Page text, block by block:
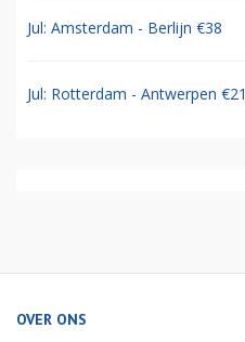
Jul: Amsterdam - Berlijn €38
Jul: Rotterdam - Antwerpen €21
OVER ONS